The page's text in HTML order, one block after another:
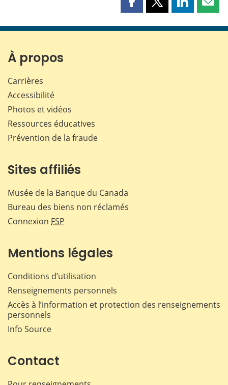
Partager
page
Partager
page
Partager
page page
À propos
Carrières
Accessibilité
Photos et vidéos
Ressources éducatives
Prévention de la fraude
Sites affiliés
Musée de la Banque du Canada
Bureau des biens non réclamés
Connexion FSP
Mentions légales
Conditions d’utilisation
Renseignements personnels
Accès à l’information et protection des renseignements
personnels
Info Source
Contact